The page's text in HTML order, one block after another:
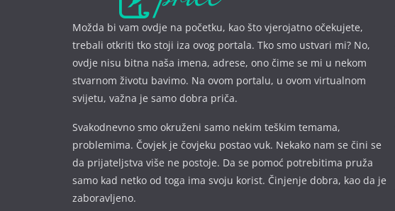
Možda bi vam ovdje na početku, kao što vjerojatno očekujete,
trebali otkriti tko stoji iza ovog portala. Tko smo ustvari mi? No,
ovdje nisu bitna naša imena, adrese, ono čime se mi u nekom
stvarnom životu bavimo. Na ovom portalu, u ovom virtualnom
svijetu, važna je samo dobra priča.
Svakodnevno smo okruženi samo nekim teškim temama,
problemima. Čovjek je čovjeku postao vuk. Nekako nam se čini se
da prijateljstva više ne postoje. Da se pomoć potrebitima pruža
samo kad netko od toga ima svoju korist. Činjenje dobra, kao da je
zaboravljeno.